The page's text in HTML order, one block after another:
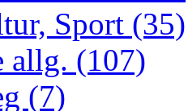
Sport (35)
allg. (107)
(7)